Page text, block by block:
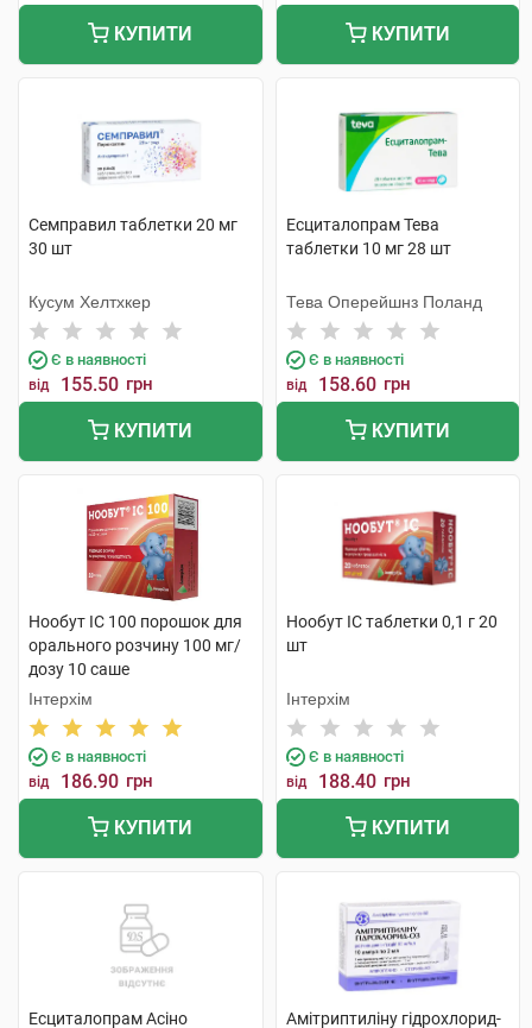
КУПИТИ КУПИТИ
Семправил таблетки 20 мг
30 шт
Кусум Хелтхкер
Є в наявності
від 155.50 грн
КУПИТИ
Есциталопрам Тева
таблетки 10 мг 28 шт
Тева Оперейшнз Поланд
Є в наявності
від 158.60 грн
КУПИТИ
Нообут ІС 100 порошок для
орального розчину 100 мг/
дозу 10 саше
Інтерхім
Є в наявності
від 186.90 грн
КУПИТИ
Нообут ІС таблетки 0,1 г 20
шт
Інтерхім
Є в наявності
від 188.40 грн
КУПИТИ
Есциталопрам Асіно Амітриптиліну гідрохлорид-